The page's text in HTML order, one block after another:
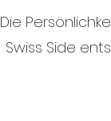
Die
Swiss Side